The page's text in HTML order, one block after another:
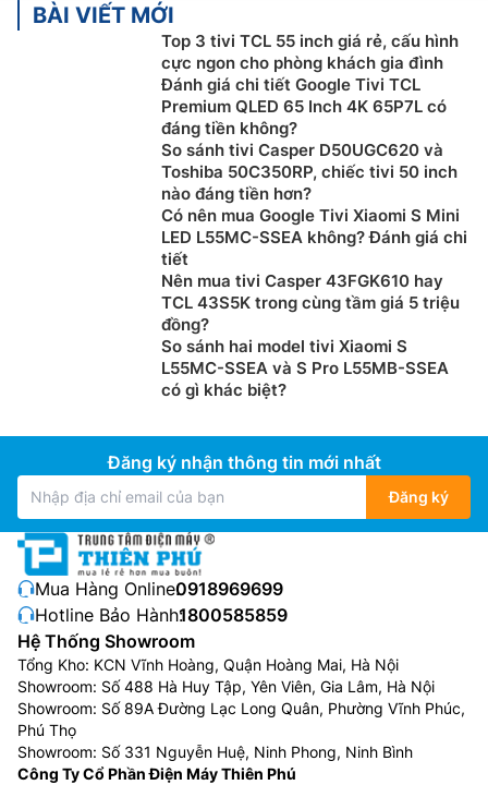
BÀI VIẾT MỚI
Top 3 tivi TCL 55 inch giá rẻ, cấu hình
cực ngon cho phòng khách gia đình
Đánh giá chi tiết Google Tivi TCL
Premium QLED 65 Inch 4K 65P7L có
đáng tiền không?
So sánh tivi Casper D50UGC620 và
Toshiba 50C350RP, chiếc tivi 50 inch
nào đáng tiền hơn?
Có nên mua Google Tivi Xiaomi S Mini
LED L55MC-SSEA không? Đánh giá chi
tiết
Nên mua tivi Casper 43FGK610 hay
TCL 43S5K trong cùng tầm giá 5 triệu
đồng?
So sánh hai model tivi Xiaomi S
L55MC-SSEA và S Pro L55MB-SSEA
có gì khác biệt?
Đăng ký nhận thông tin mới nhất
Đăng ký
Mua Hàng Online:0918969699
Hotline Bảo Hành:1800585859
Hệ Thống Showroom
Tổng Kho: KCN Vĩnh Hoàng, Quận Hoàng Mai, Hà Nội
Showroom: Số 488 Hà Huy Tập, Yên Viên, Gia Lâm, Hà Nội
Showroom: Số 89A Đường Lạc Long Quân, Phường Vĩnh Phúc,
Phú Thọ
Showroom: Số 331 Nguyễn Huệ, Ninh Phong, Ninh Bình
Công Ty Cổ Phần Điện Máy Thiên Phú